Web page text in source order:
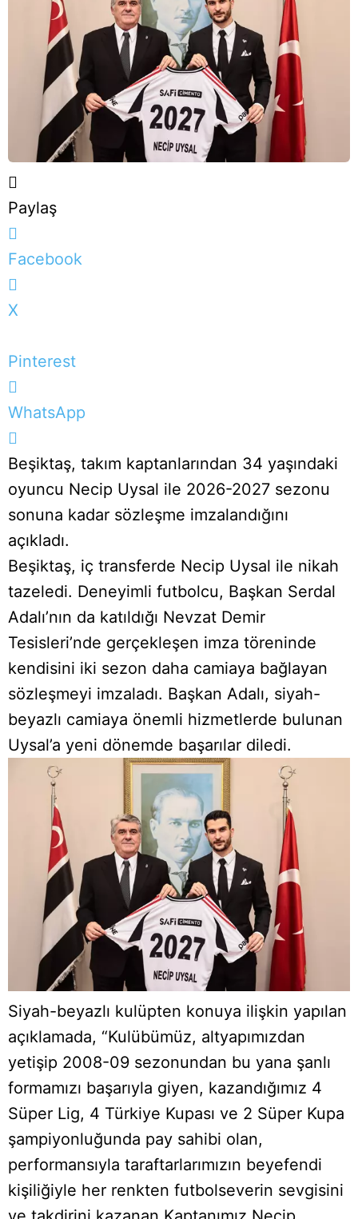
Paylaş
Facebook
X
Pinterest
WhatsApp
Beşiktaş, takım kaptanlarından 34 yaşındaki
oyuncu Necip Uysal ile 2026-2027 sezonu
sonuna kadar sözleşme imzalandığını
açıkladı.
Beşiktaş, iç transferde Necip Uysal ile nikah
tazeledi. Deneyimli futbolcu, Başkan Serdal
Adalı’nın da katıldığı Nevzat Demir
Tesisleri’nde gerçekleşen imza töreninde
kendisini iki sezon daha camiaya bağlayan
sözleşmeyi imzaladı. Başkan Adalı, siyah-
beyazlı camiaya önemli hizmetlerde bulunan
Uysal’a yeni dönemde başarılar diledi.
Siyah-beyazlı kulüpten konuya ilişkin yapılan
açıklamada, “Kulübümüz, altyapımızdan
yetişip 2008-09 sezonundan bu yana şanlı
formamızı başarıyla giyen, kazandığımız 4
Süper Lig, 4 Türkiye Kupası ve 2 Süper Kupa
şampiyonluğunda pay sahibi olan,
performansıyla taraftarlarımızın beyefendi
kişiliğiyle her renkten futbolseverin sevgisini